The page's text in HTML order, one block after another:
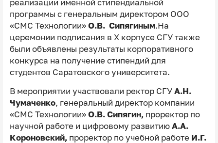
реализации именной стипендиальной
программы с генеральным директором ООО
«СМС Технологии» О.В. Сипягиным.На
церемонии подписания в X корпусе СГУ также
были объявлены результаты корпоративного
конкурса на получение стипендий для
студентов Саратовского университета.
В мероприятии участвовали ректор СГУ А.Н.
Чумаченко, генеральный директор компании
«СМС Технологии» О.В. Сипягин, проректор по
научной работе и цифровому развитию А.А.
Короновский, проректор по учебной работе И.Г.